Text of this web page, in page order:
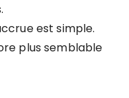
est simple.
plus semblable